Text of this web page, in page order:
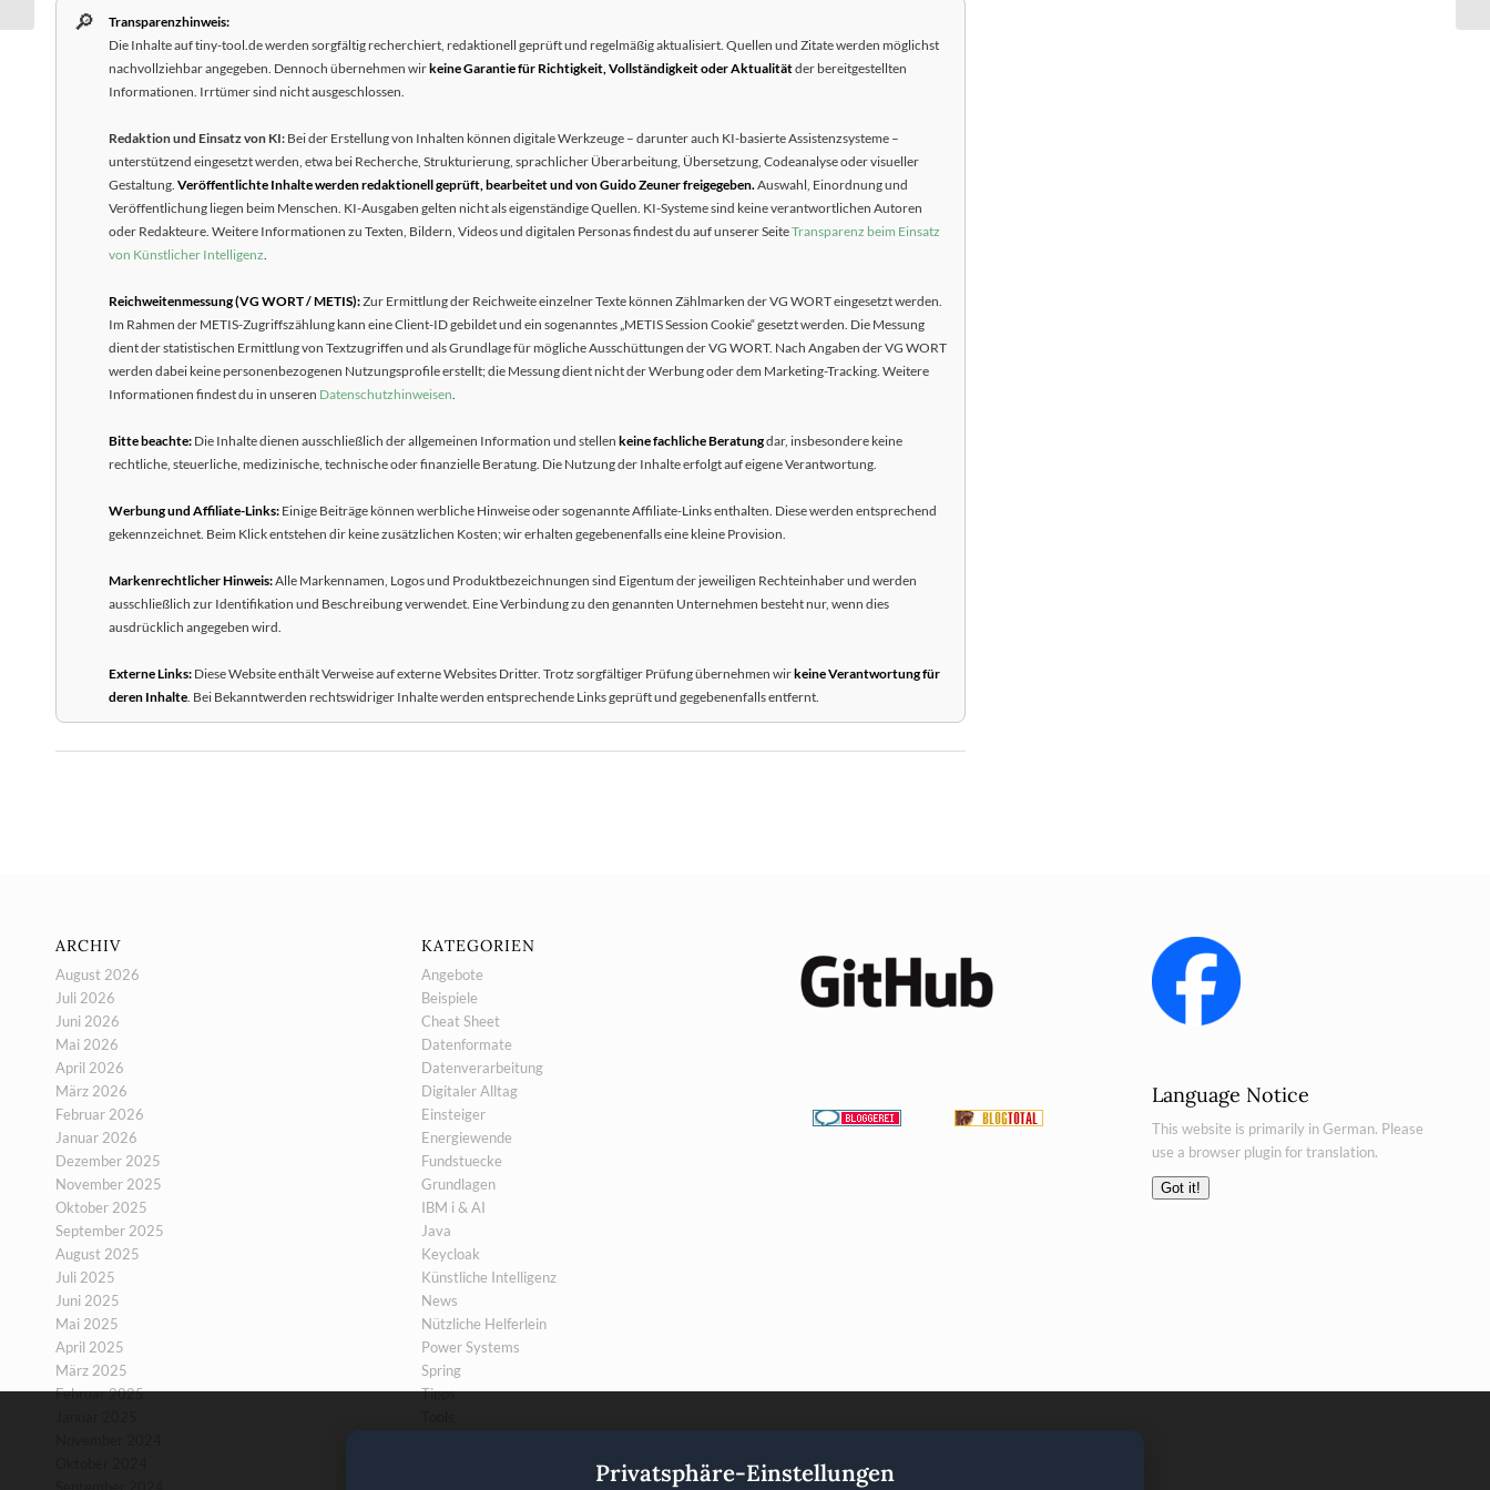
🔎
Transparenzhinweis:
Die Inhalte auf tiny-tool.de werden sorgfältig recherchiert, redaktionell geprüft und regelmäßig aktualisiert. Quellen und Zitate werden möglichst
nachvollziehbar angegeben. Dennoch übernehmen wirkeine Garantie für Richtigkeit, Vollständigkeit oder Aktualitätder bereitgestellten
Informationen. Irrtümer sind nicht ausgeschlossen.
Redaktion und Einsatz von KI:Bei der Erstellung von Inhalten können digitale Werkzeuge – darunter auch KI-basierte Assistenzsysteme –
unterstützend eingesetzt werden, etwa bei Recherche, Strukturierung, sprachlicher Überarbeitung, Übersetzung, Codeanalyse oder visueller
Gestaltung. Veröffentlichte Inhalte werden redaktionell geprüft, bearbeitet und von Guido Zeuner freigegeben. Auswahl, Einordnung und
Veröffentlichung liegen beim Menschen. KI-Ausgaben gelten nicht als eigenständige Quellen. KI-Systeme sind keine verantwortlichen Autoren
oder Redakteure. Weitere Informationen zu Texten, Bildern, Videos und digitalen Personas findest du auf unserer SeiteTransparenz beim Einsatz
von Künstlicher Intelligenz
Reichweitenmessung (VG WORT / METIS):Zur Ermittlung der Reichweite einzelner Texte können Zählmarken der VG WORT eingesetzt werden.
Im Rahmen der METIS-Zugriffszählung kann eine Client-ID gebildet und ein sogenanntes „METIS Session Cookie“ gesetzt werden. Die Messung
dient der statistischen Ermittlung von Textzugriffen und als Grundlage für mögliche Ausschüttungen der VG WORT. Nach Angaben der VG WORT
werden dabei keine personenbezogenen Nutzungsprofile erstellt; die Messung dient nicht der Werbung oder dem Marketing-Tracking. Weitere
Informationen findest du in unseren Datenschutzhinweisen
Bitte beachte:Die Inhalte dienen ausschließlich der allgemeinen Information und stellen keine fachliche Beratungdar, insbesondere keine
rechtliche, steuerliche, medizinische, technische oder finanzielle Beratung. Die Nutzung der Inhalte erfolgt auf eigene Verantwortung.
Werbung und Affiliate-Links:Einige Beiträge können werbliche Hinweise oder sogenannte Affiliate-Links enthalten. Diese werden entsprechend
gekennzeichnet. Beim Klick entstehen dir keine zusätzlichen Kosten; wir erhalten gegebenenfalls eine kleine Provision.
Markenrechtlicher Hinweis:Alle Markennamen, Logos und Produktbezeichnungen sind Eigentum der jeweiligen Rechteinhaber und werden
ausschließlich zur Identifikation und Beschreibung verwendet. Eine Verbindung zu den genannten Unternehmen besteht nur, wenn dies
ausdrücklich angegeben wird.
Externe Links:Diese Website enthält Verweise auf externe Websites Dritter. Trotz sorgfältiger Prüfung übernehmen wirkeine Verantwortung für
deren Inhalte. Bei Bekanntwerden rechtswidriger Inhalte werden entsprechende Links geprüft und gegebenenfalls entfernt.
ARCHIV
August 2026
Juli 2026
Juni 2026
Mai 2026
April 2026
März 2026
Februar 2026
Januar 2026
Dezember 2025
November 2025
Oktober 2025
September 2025
August 2025
Juli 2025
Juni 2025
Mai 2025
April 2025
März 2025
Februar 2025
KATEGORIEN
Angebote
Beispiele
Cheat Sheet
Datenformate
Datenverarbeitung
Digitaler Alltag
Einsteiger
Energiewende
Fundstuecke
Grundlagen
IBM i & AI
Java
Keycloak
Künstliche Intelligenz
News
Nützliche Helferlein
Power Systems
Spring
Tipps
Language Notice
This website is primarily in German. Please
use a browser plugin for translation.
Got it!
Privatsphäre-Einstellungen